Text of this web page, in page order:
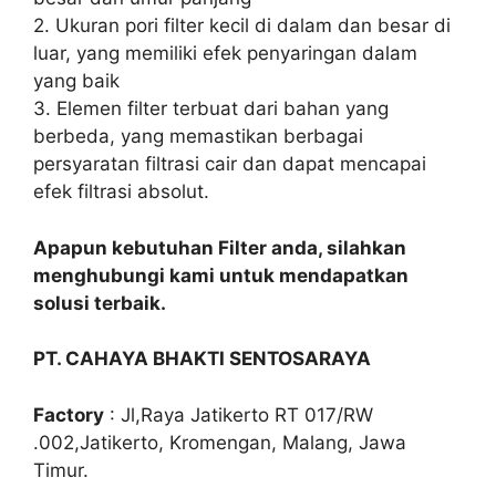
2. Ukuran pori filter kecil di dalam dan besar di
luar, yang memiliki efek penyaringan dalam
yang baik
3. Elemen filter terbuat dari bahan yang
berbeda, yang memastikan berbagai
persyaratan filtrasi cair dan dapat mencapai
efek filtrasi absolut.
Apapun kebutuhan Filter anda, silahkan
menghubungi kami untuk mendapatkan
solusi terbaik.
PT. CAHAYA BHAKTI SENTOSARAYA
Factory : Jl,Raya Jatikerto RT 017/RW
.002,Jatikerto, Kromengan, Malang, Jawa
Timur.